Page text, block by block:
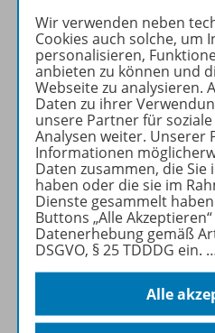
Beschreibung
Lizenzbedingungen
Wir verwenden neben
Cookies auch solche, um
personalisieren,
anbieten zu können und
Webseite zu analysieren.
Daten zu ihrer
unsere Partner für
Analysen weiter. Unserer
Informationen
Daten zusammen, die
haben oder die sie im
Dienste gesammelt
Buttons „Alle
Datenerhebung gemäß
DSGVO, § 25 TDDDG ein.
Alle